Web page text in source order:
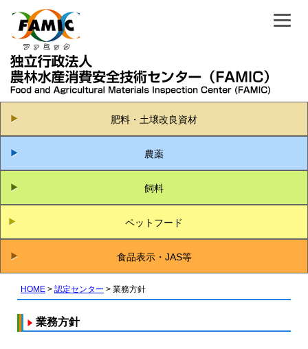
肥料・土壌改良資材
農薬
飼料
ペットフード
食品表示・JAS等
HOME 認定センター 業務方針
業務方針